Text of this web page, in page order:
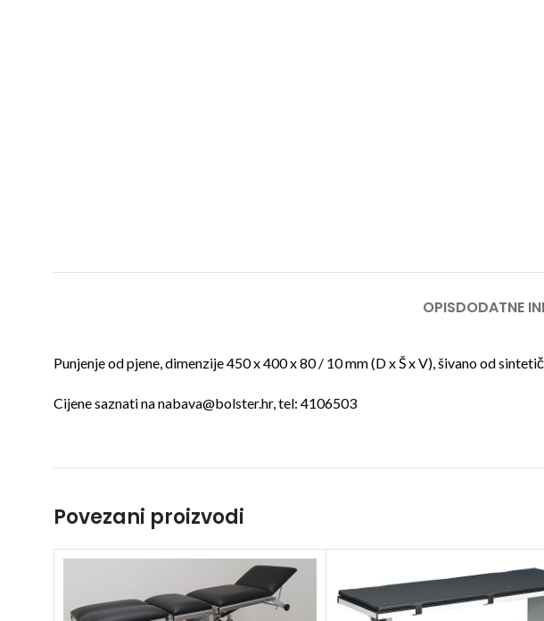
OPISDODATNE
Punjenje od pjene, dimenzije 450 x 400 x 80 / 10 mm (D x Š x V), šivano od
Cijene saznati na nabava@bolster.hr, tel: 4106503
Povezani proizvodi